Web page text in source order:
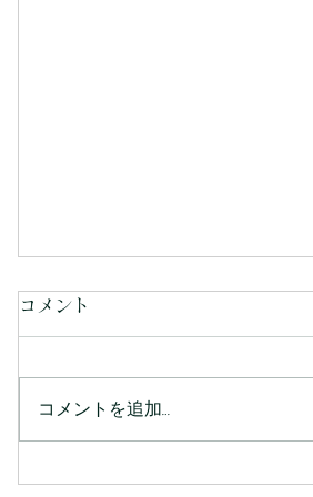
◆ メニューリニューアルのご
コメント
コメントを追加…